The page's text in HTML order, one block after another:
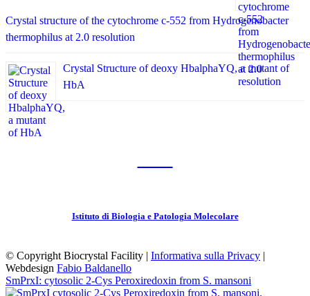
Crystal structure of the cytochrome c-552 from Hydrogenobacter
thermophilus at 2.0 resolution
Crystal Structure of deoxy HbalphaYQ, a mutant of
HbA
Istituto di Biologia e Patologia Molecolare
© Copyright Biocrystal Facility | Informativa sulla Privacy |
Webdesign Fabio Baldanello
SmPrxI: cytosolic 2-Cys Peroxiredoxin from S. mansoni